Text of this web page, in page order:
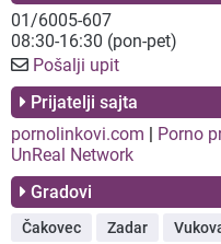
01/6005-607
08:30-16:30 (pon-pet)
Pošalji upit
Prijatelji sajta
pornolinkovi.com
Porno
UnReal Network
Gradovi
Čakovec Zadar